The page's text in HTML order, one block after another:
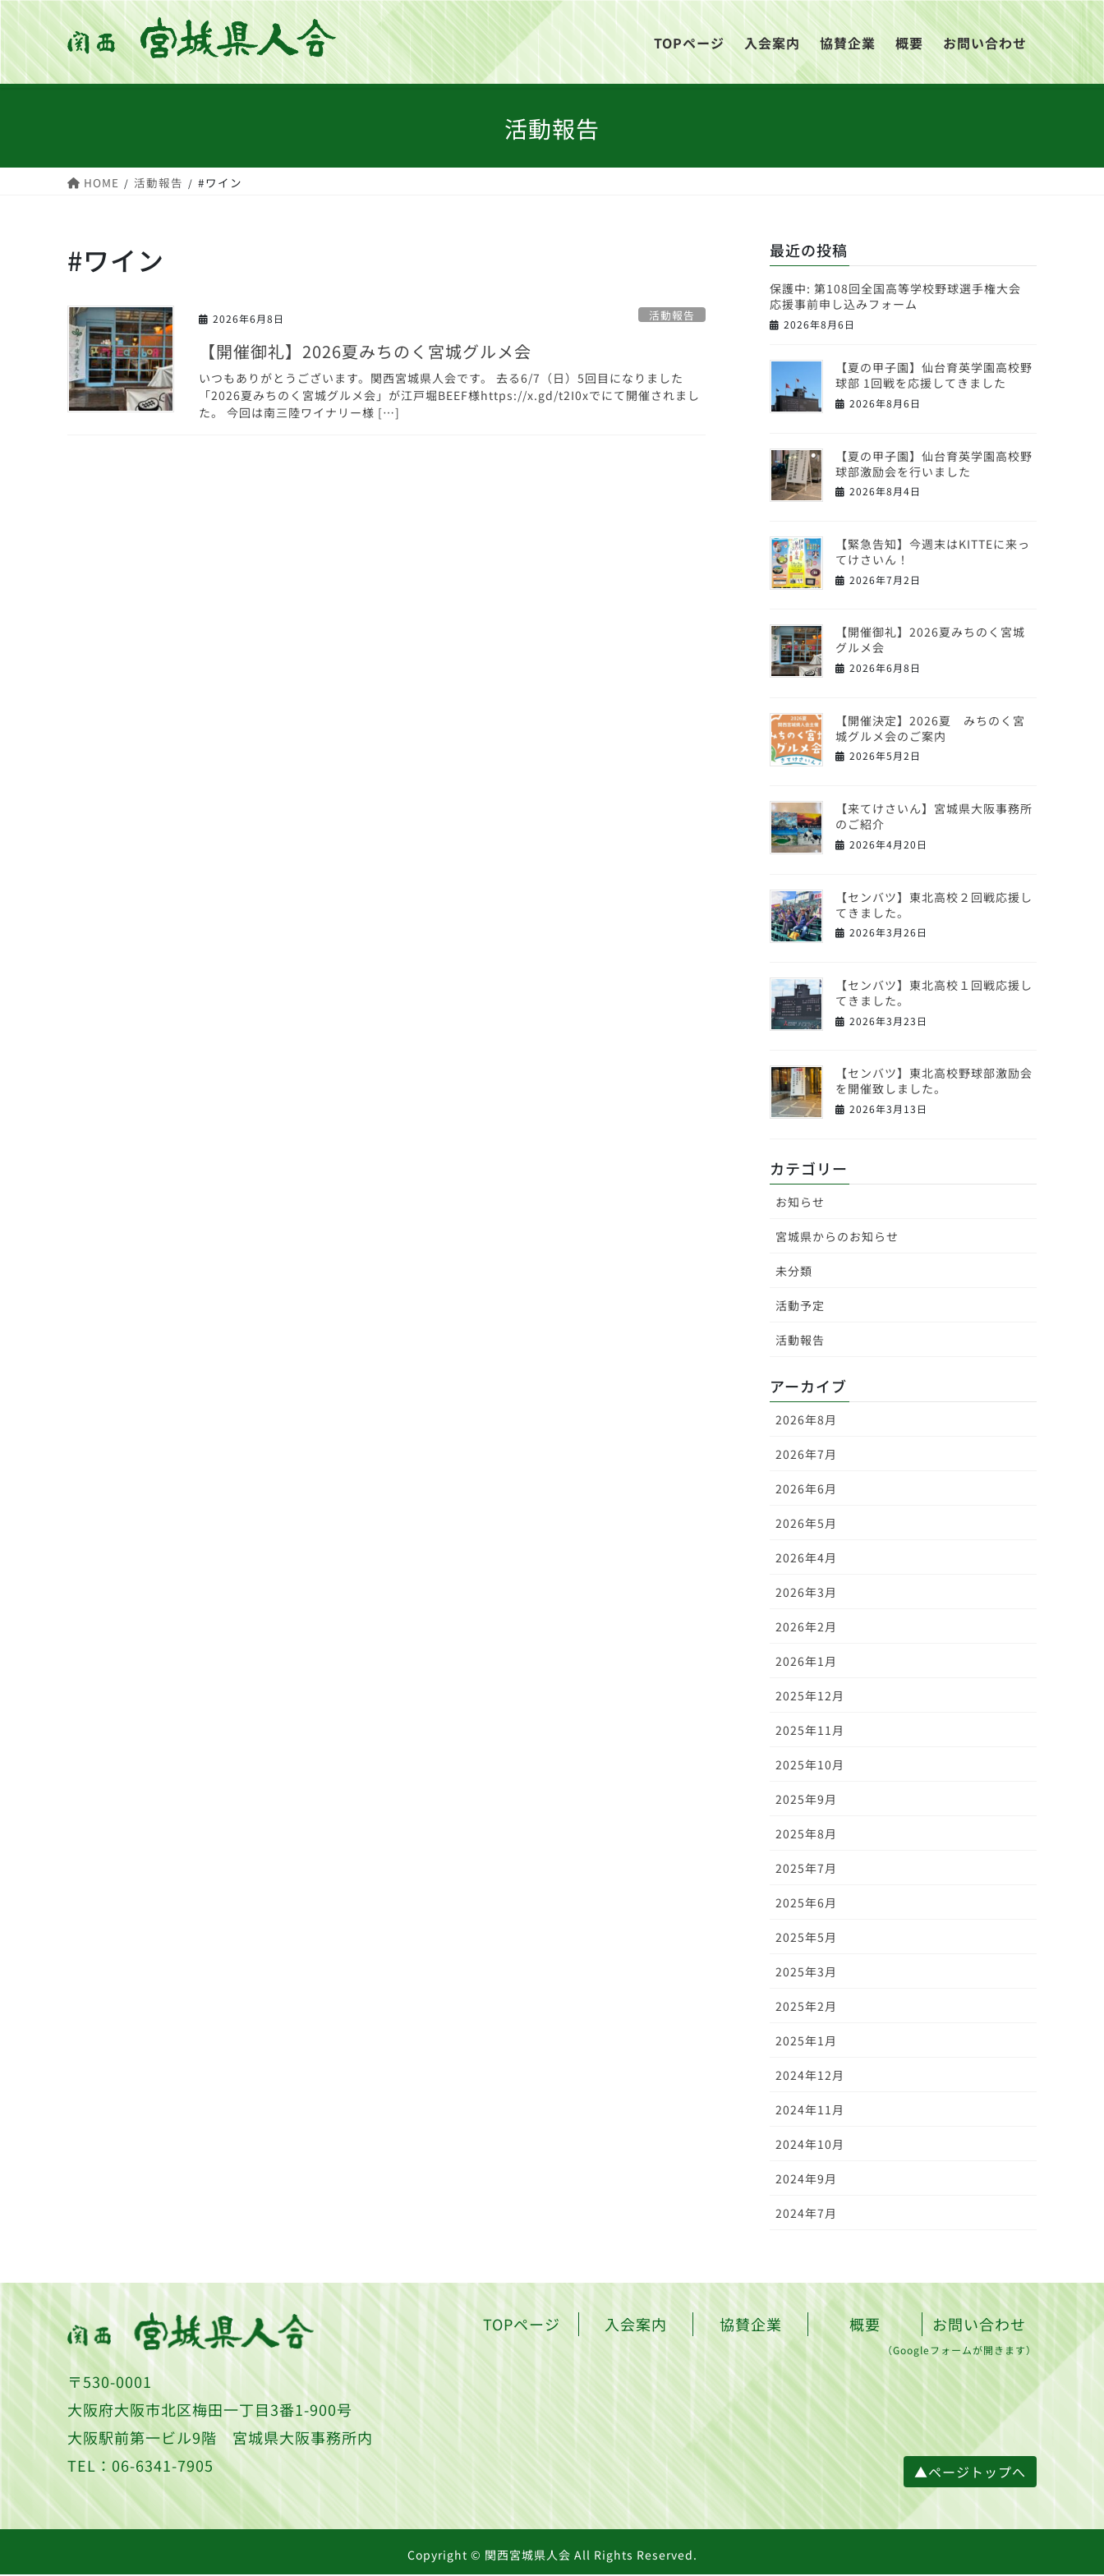
ン
テ
ン
キ
ビ
ゲ
ー
に
TOPページ 入会案内 協賛企業 概要 お問い合わせ
活動報告
HOME 活動報告 #ワイン
#ワイン
2026年6月8日 活動報告
【開催御礼】2026夏みちのく宮城グルメ会
いつもありがとうございます。関西宮城県人会です。 去る6/7（日）5回目になりました
「2026夏みちのく宮城グルメ会」が江戸堀BEEF様https://x.gd/t2I0xでにて開催されまし
た。 今回は南三陸ワイナリー様 […]
最近の投稿
保護中: 第108回全国高等学校野球選手権大会
応援事前申し込みフォーム
2026年8月6日
【夏の甲子園】仙台育英学園高校野
球部 1回戦を応援してきました
2026年8月6日
【夏の甲子園】仙台育英学園高校野
球部激励会を行いました
2026年8月4日
【緊急告知】今週末はKITTEに来っ
てけさいん！
2026年7月2日
【開催御礼】2026夏みちのく宮城
グルメ会
2026年6月8日
【開催決定】2026夏 みちのく宮
城グルメ会のご案内
2026年5月2日
【来てけさいん】宮城県大阪事務所
のご紹介
2026年4月20日
【センバツ】東北高校２回戦応援し
てきました。
2026年3月26日
【センバツ】東北高校１回戦応援し
てきました。
2026年3月23日
【センバツ】東北高校野球部激励会
を開催致しました。
2026年3月13日
カテゴリー
お知らせ
宮城県からのお知らせ
未分類
活動予定
活動報告
アーカイブ
2026年8月
2026年7月
2026年6月
2026年5月
2026年4月
2026年3月
2026年2月
2026年1月
2025年12月
2025年11月
2025年10月
2025年9月
2025年8月
2025年7月
2025年6月
2025年5月
2025年3月
2025年2月
2025年1月
2024年12月
2024年11月
2024年10月
2024年9月
2024年7月
〒530-0001
大阪府大阪市北区梅田一丁目3番1-900号
大阪駅前第一ビル9階 宮城県大阪事務所内
TEL：06-6341-7905
TOPページ 入会案内 協賛企業 概要 お問い合わせ
（Googleフォームが開きます）
▲ページトップへ
Copyright © 関西宮城県人会 All Rights Reserved.